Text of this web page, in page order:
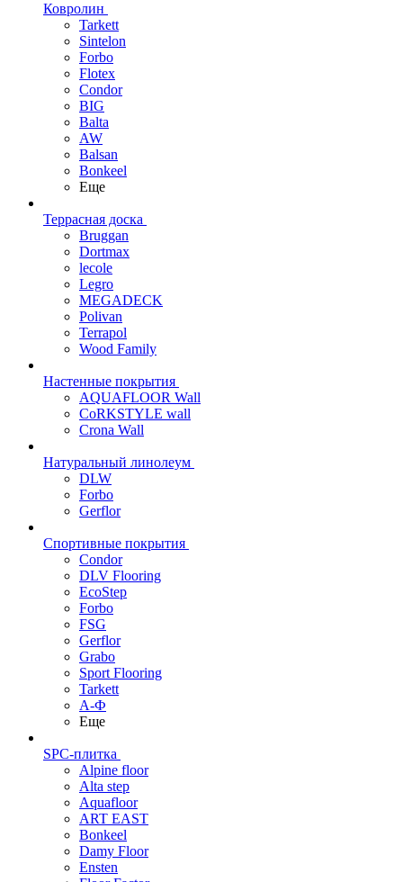
Ковролин
Tarkett
Sintelon
Forbo
Flotex
Condor
BIG
Balta
AW
Balsan
Bonkeel
Еще
Террасная доска
Bruggan
Dortmax
lecole
Legro
MEGADECK
Polivan
Terrapol
Wood Family
Настенные покрытия
AQUAFLOOR Wall
CoRKSTYLE wall
Crona Wall
Натуральный линолеум
DLW
Forbo
Gerflor
Спортивные покрытия
Condor
DLV Flooring
EcoStep
Forbo
FSG
Gerflor
Grabo
Sport Flooring
Tarkett
А-Ф
Еще
SPC-плитка
Alpine floor
Alta step
Aquafloor
ART EAST
Bonkeel
Damy Floor
Ensten